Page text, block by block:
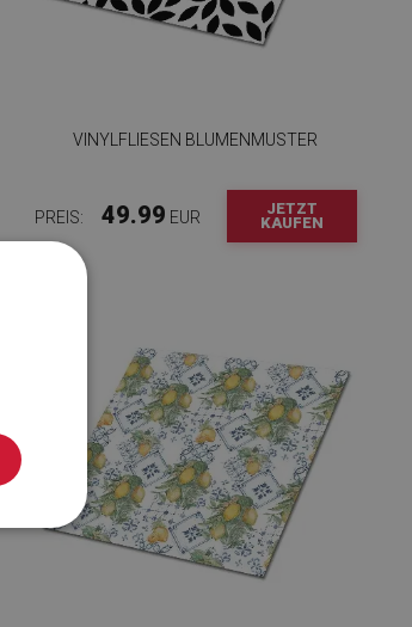
VINYLFLIESEN BLUMENMUSTER
PREIS: 49.99 EUR
JETZT
KAUFEN